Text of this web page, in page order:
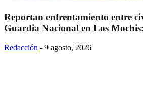
Reportan enfrentamiento entre
Guardia Nacional en Los
Redacción - 9 agosto, 2026